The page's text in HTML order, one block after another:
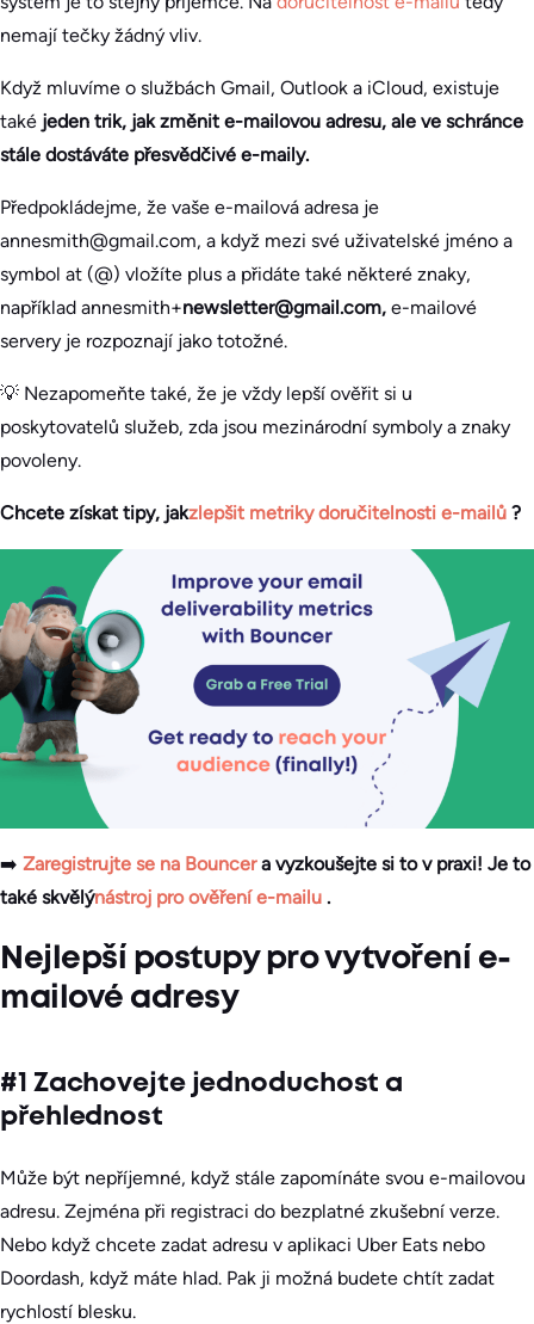
nemají tečky žádný vliv.
Když mluvíme o službách Gmail, Outlook a iCloud, existuje
také jeden trik, jak změnit e-mailovou adresu, ale ve schránce
stále dostáváte přesvědčivé e-maily.
Předpokládejme, že vaše e-mailová adresa je
annesmith@gmail.com, a když mezi své uživatelské jméno a
symbol at (@) vložíte plus a přidáte také některé znaky,
například annesmith+newsletter@gmail.com, e-mailové
servery je rozpoznají jako totožné.
💡 Nezapomeňte také, že je vždy lepší ověřit si u
poskytovatelů služeb, zda jsou mezinárodní symboly a znaky
povoleny.
Chcete získat tipy, jakzlepšit metriky doručitelnosti e-mailů ?
➡️ Zaregistrujte se na Bouncera vyzkoušejte si to v praxi! Je to
také skvělýnástroj pro ověření e-mailu .
Nejlepší postupy pro vytvoření e-
mailové adresy
#1 Zachovejte jednoduchost a
přehlednost
Může být nepříjemné, když stále zapomínáte svou e-mailovou
adresu. Zejména při registraci do bezplatné zkušební verze.
Nebo když chcete zadat adresu v aplikaci Uber Eats nebo
Doordash, když máte hlad. Pak ji možná budete chtít zadat
rychlostí blesku.